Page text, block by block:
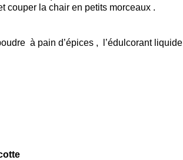
couper la chair en petits morceaux .
à pain d’épices , l’édulcorant liquide